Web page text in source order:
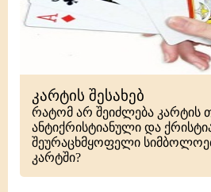
კარტის შესახებ
რატომ არ შეიძლება კარტის
ანტიქრისტიანული და
შეურაცხმყოფელი
კარტში?